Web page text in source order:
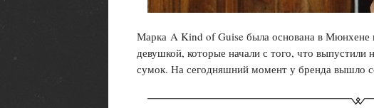
Марка A Kind of Guise была основана в Мюнхене
девушкой, которые начали с того, что
сумок. На сегодняшний момент у бренда вышло